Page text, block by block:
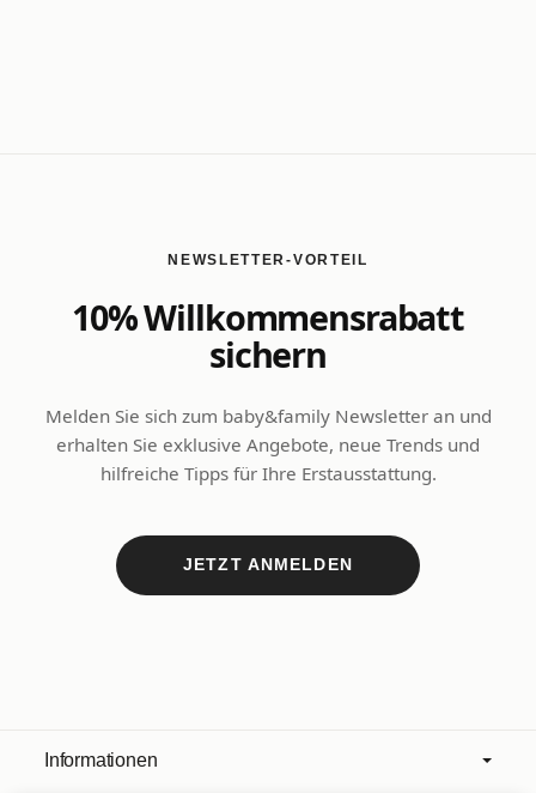
NEWSLETTER-VORTEIL
10% Willkommensrabatt
sichern
Melden Sie sich zum baby&family Newsletter an und
erhalten Sie exklusive Angebote, neue Trends und
hilfreiche Tipps für Ihre Erstausstattung.
JETZT ANMELDEN
Informationen